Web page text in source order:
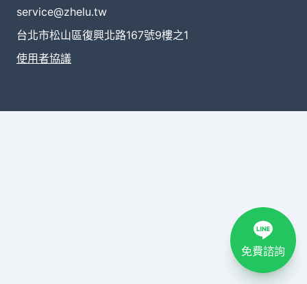
service@zhelu.tw
台北市松山區復興北路167號9樓之1
使用者協議
免費諮詢